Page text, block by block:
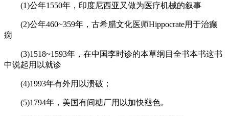
(1)公年1550年，印度尼西亚又做为医疗机械的叙事
(2)公年460~359年，古希腊文化医师Hippocrate用于治癫
痫
(3)1518~1593年，在中国李时诊的本草纲目全书本书这书
中说起用以就诊
(4)1993年有外用以溃破；
(5)1794年，美国有间糖厂用以加快褪色。